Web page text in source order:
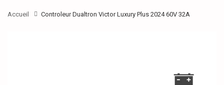
Accueil Controleur Dualtron Victor Luxury Plus 2024 60V 32A